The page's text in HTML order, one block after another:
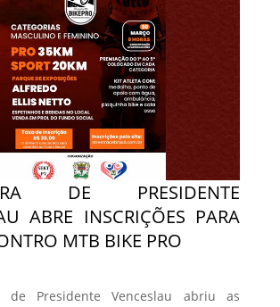
DE PRESIDENTE
ABRE INSCRIÇÕES PARA
MTB BIKE PRO
de Presidente Venceslau abriu as